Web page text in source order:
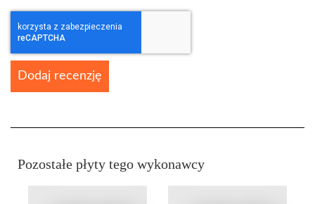
Dodaj recenzję
Pozostałe płyty tego wykonawcy